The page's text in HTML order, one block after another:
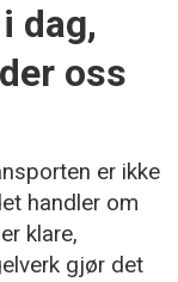
dag,
oss
er ikke
handler om
klare,
gjør det